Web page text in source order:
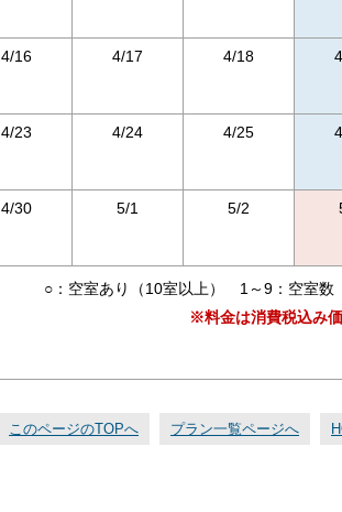
4/16 4/17 4/18
4/23 4/24 4/25
4/30 5/1 5/2
○：空室あり（10室以上） 1～9：空室
※料金は消費税込み価
このページのTOPへ プラン一覧ページへ